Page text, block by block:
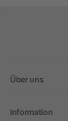
Über uns
Information